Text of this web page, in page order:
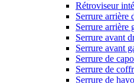
Rétroviseur
Serrure arrière
Serrure arrière
Serrure avant
Serrure avant
Serrure de
Serrure de
Serrure de